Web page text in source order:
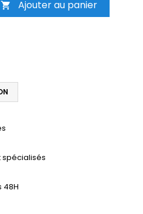
 Ajouter au panier
48H